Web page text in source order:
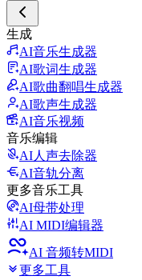
生成
AI音乐生成器
AI歌词生成器
AI歌曲翻唱生成器
AI歌声生成器
AI音乐视频
音乐编辑
AI人声去除器
AI音轨分离
更多音乐工具
AI母带处理
AI MIDI编辑器
AI 音频转MIDI
更多工具